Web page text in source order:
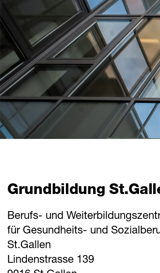
Grundbildung
Berufs- und
für Gesundheits- und
St.Gallen
Lindenstrasse 139